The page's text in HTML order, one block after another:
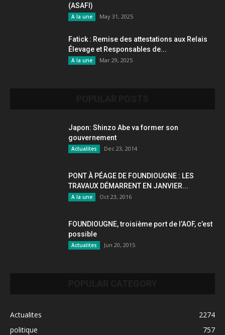
(ASAFI)
A la une May 31, 2025
Fatick : Remise des attestations aux Relais
Élevage et Responsables de...
A la une Mar 29, 2025
Japon: Shinzo Abe va former son
gouvernement
Actualites Dec 23, 2014
PONT À PÉAGE DE FOUNDIOUGNE : LES
TRAVAUX DÉMARRENT EN JANVIER...
A la une Oct 23, 2016
FOUNDIOUGNE, troisième port de l’AOF, c’est
possible
Actualites Jun 20, 2015
Actualites
2274
politique
757